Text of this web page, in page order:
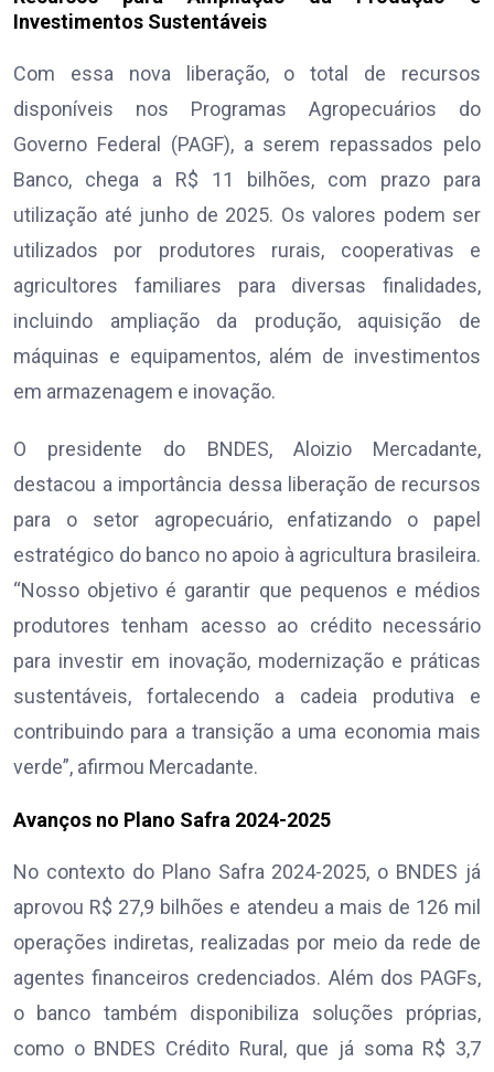
Investimentos Sustentáveis
Com essa nova liberação, o total de recursos
disponíveis nos Programas Agropecuários do
Governo Federal (PAGF), a serem repassados pelo
Banco, chega a R$ 11 bilhões, com prazo para
utilização até junho de 2025. Os valores podem ser
utilizados por produtores rurais, cooperativas e
agricultores familiares para diversas finalidades,
incluindo ampliação da produção, aquisição de
máquinas e equipamentos, além de investimentos
em armazenagem e inovação.
O presidente do BNDES, Aloizio Mercadante,
destacou a importância dessa liberação de recursos
para o setor agropecuário, enfatizando o papel
estratégico do banco no apoio à agricultura brasileira.
“Nosso objetivo é garantir que pequenos e médios
produtores tenham acesso ao crédito necessário
para investir em inovação, modernização e práticas
sustentáveis, fortalecendo a cadeia produtiva e
contribuindo para a transição a uma economia mais
verde”, afirmou Mercadante.
Avanços no Plano Safra 2024-2025
No contexto do Plano Safra 2024-2025, o BNDES já
aprovou R$ 27,9 bilhões e atendeu a mais de 126 mil
operações indiretas, realizadas por meio da rede de
agentes financeiros credenciados. Além dos PAGFs,
o banco também disponibiliza soluções próprias,
como o BNDES Crédito Rural, que já soma R$ 3,7